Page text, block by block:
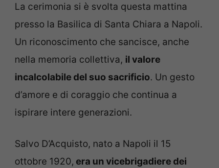
La cerimonia si è svolta questa mattina
presso la Basilica di Santa Chiara a Napoli.
Un riconoscimento che sancisce, anche
nella memoria collettiva, il valore
incalcolabile del suo sacrificio. Un gesto
d’amore e di coraggio che continua a
ispirare intere generazioni.
Salvo D’Acquisto, nato a Napoli il 15
ottobre 1920, era un vicebrigadiere dei